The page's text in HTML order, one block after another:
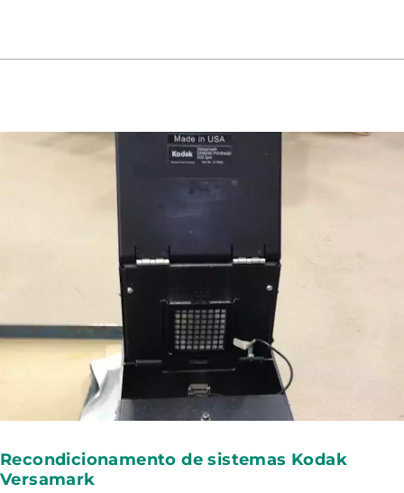
Recondicionamento de sistemas Kodak
Versamark